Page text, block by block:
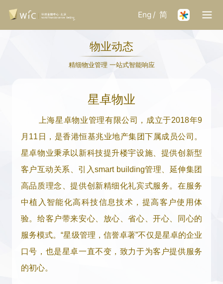
Eng / 简
物业动态
精细物业管理 一站式智能响应
星卓物业
上海星卓物业管理有限公司，成立于2018年9
月11日，是香港恒基兆业地产集团下属成员公司。
星卓物业秉承以新科技提升楼宇设施、提供创新型
客户互动关系、引入smart building管理、延伸集团
高品质理念、提供创新精细化礼宾式服务。在服务
中植入智能化高科技信息技术，提高客户使用体
验。 给客户带来安心、放心、省心、开心、同心的
服务模式。“星级管理，信誉卓著”不仅是星卓的企业
口号，也是星卓一直不变，致力于为客户提供服务
的初心。